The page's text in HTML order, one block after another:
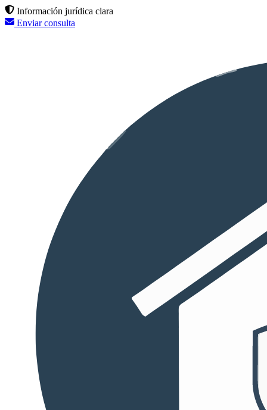
Información jurídica clara
Enviar consulta